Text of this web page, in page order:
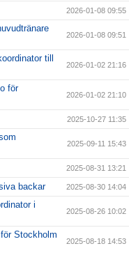
2026-01-08 09:55
2026-01-08 09:51
till
2026-01-02 21:16
för
2026-01-02 21:10
2025-10-27 11:35
2025-09-11 15:43
2025-08-31 13:21
backar 2025-08-30 14:04
i
2025-08-26 10:02
Stockholm
2025-08-18 14:53